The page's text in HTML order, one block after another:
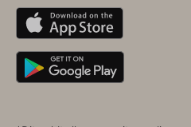
Belgique(Français)
Deutschland